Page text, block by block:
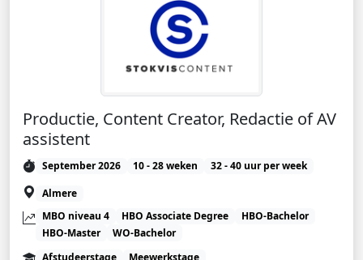
Productie, Content Creator, Redactie of AV
assistent
September 2026 10 - 28 weken
32 - 40 uur per week
Almere
MBO niveau 4
HBO Associate Degree
HBO-Bachelor
HBO-Master
WO-Bachelor
Afstudeerstage
Meewerkstage